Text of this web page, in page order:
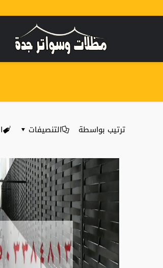
ترتيب بواسطة التنصيفات